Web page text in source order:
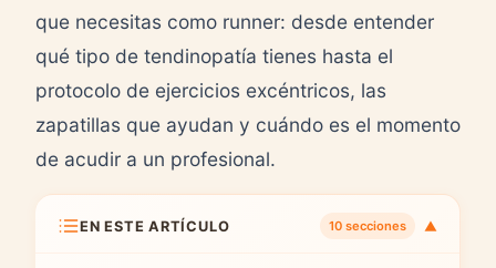
que necesitas como runner: desde entender
qué tipo de tendinopatía tienes hasta el
protocolo de ejercicios excéntricos, las
zapatillas que ayudan y cuándo es el momento
de acudir a un profesional.
EN ESTE ARTÍCULO 10 secciones ▼